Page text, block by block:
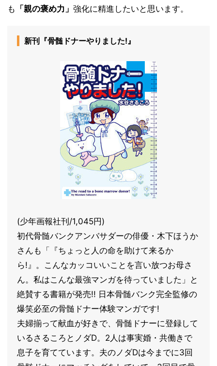
も 「親の褒め力」 強化に精進したいと思います。
新刊『骨髄ドナーやりました!』
(少年画報社刊/1,045円)
初代骨髄バンクアンバサダーの俳優・木下ほうか
さんも「『ちょっと人の命を助けて来るか
ら!』。こんなカッコいいことを言い放つお母さ
ん。私はこんな最強マンガを待っていました」と
絶賛する書籍が発売!! 日本骨髄バンク完全監修の
爆笑必至の骨髄ドナー体験マンガです!
夫婦揃って献血が好きで、骨髄ドナーに登録して
いるさるころとノダD。2人は事実婚・共働きで
息子を育てています。夫のノダDは今までに3回